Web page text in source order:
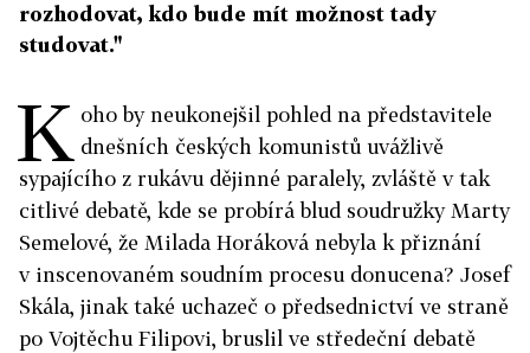
rozhodovat, kdo bude mít možnost tady
studovat."
K oho by neukonejšil pohled na představitele
dnešních českých komunistů uvážlivě
sypajícího z rukávu dějinné paralely, zvláště v tak
citlivé debatě, kde se probírá blud soudružky Marty
Semelové, že Milada Horáková nebyla k přiznání
v inscenovaném soudním procesu donucena? Josef
Skála, jinak také uchazeč o předsednictví ve straně
po Vojtěchu Filipovi, bruslil ve středeční debatě